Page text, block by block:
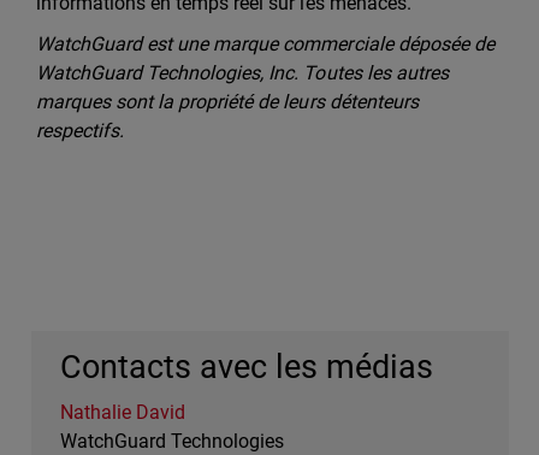
WatchGuard est une marque commerciale déposée de
WatchGuard Technologies, Inc. Toutes les autres
marques sont la propriété de leurs détenteurs
respectifs.
Contacts avec les médias
Nathalie David
WatchGuard Technologies